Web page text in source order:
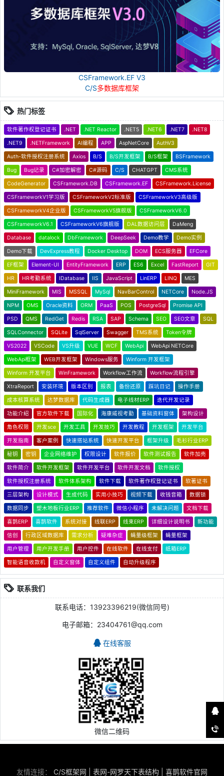
CSFramework.EF V3
C/S多数据库框架
热门标签
软件著作权登记证书 .NET .NET Reactor .NET5 .NET6 .NET7 .NET8
.NET9 .NETFramework AI编程 APP AspNetCore AuthV3
Auth-软件授权注册系统 Axios B/S B/S开发框架 B/S框架 BSFramework
Bug Bug记录 C#加密解密 C#源码 C/S CHATGPT CMS系统
CodeGenerator CSFramework.DB CSFramework.EF CSFramework.License
CSFrameworkV1学习版 CSFrameworkV2标准版 CSFrameworkV3高级版
CSFrameworkV4企业版 CSFrameworkV5旗舰版 CSFrameworkV6.0
CSFrameworkV6.1 CSFrameworkV6旗舰版 DAL数据访问层 DaMeng
Database datalock DbFramework DeepSeek Demo教学 Demo实例
Demo下载 DevExpress教程 Docker Desktop DOM ECS服务器 EFCore
EF框架 Element-UI EntityFramework ERP ES6 Excel FastReport GIT
HR HR考勤系统 IDatabase IIS JavaScript LinERP LINQ MES
MiniFramework MIS MSSQL MySql NavBarControl NETCore Node.JS
NPM OMS Oracle资料 ORM PaaS POS PostgreSql Promise API
PSD QMS RedGet Redis RSA SAP Schema SEO SEO文章 SQL
SQLConnector SQLite SqlServer Swagger TMS系统 Token令牌
VS2022 VSCode VS升级 VUE WCF WebApi WebApi NETCore
WebApi框架 WEB开发框架 Windows服务 Winform 开发框架
Winform 开发平台 WinFramework Workflow工作流 Workflow流程引擎
XtraReport 安装环境 版本区别 报表 备份还原 踩坑日记 操作手册
成本核算系统 达梦数据库 代码生成器 电子线材ERP 迭代开发记录
功能介绍 官方软件下载 国际化 海康威视考勤 基础资料窗体 架构设计
角色权限 开发sce 开发工具 开发技巧 开发教程 开发框架 开发平台
开发指南 客户案例 快速搭站系统 快速开发平台 框架升级 毛衫行业ERP
秘钥 密钥 企业网络维护 权限设计 软件报价 软件测试报告 软件加壳
软件简介 软件开发框架 软件开发平台 软件开发文档 软件授权
软件授权注册系统 软件体系架构 软件下载 软件著作权登记证书 软著证书
三层架构 设计模式 生成代码 实用小技巧 视频下载 收钱音箱 数据锁
数据同步 塑木地板行业ERP 推荐软件 微信小程序 未解决问题 文档下载
喜鹊ERP 喜鹊软件 系统对接 线联ERP 线束ERP 详细设计说明书 新功能
信创 行政区域数据库 需求分析 疑难杂症 蝇量级框架 蝇量框架
用户管理 用户开发手册 用户控件 在线软件 在线支付 纸箱ERP
智能语音收款机 自定义窗体 自定义组件 自动升级程序
联系我们
联系电话：13923396219(微信同号)
电子邮箱：23404761@qq.com
在线客服
微信二维码
友情连接： C/S框架网 表网-网罗天下表结构 喜鹊软件官网